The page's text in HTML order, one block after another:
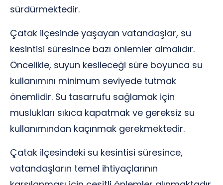
sürdürmektedir.
Çatak ilçesinde yaşayan vatandaşlar, su
kesintisi süresince bazı önlemler almalıdır.
Öncelikle, suyun kesileceği süre boyunca su
kullanımını minimum seviyede tutmak
önemlidir. Su tasarrufu sağlamak için
muslukları sıkıca kapatmak ve gereksiz su
kullanımından kaçınmak gerekmektedir.
Çatak ilçesindeki su kesintisi süresince,
vatandaşların temel ihtiyaçlarının